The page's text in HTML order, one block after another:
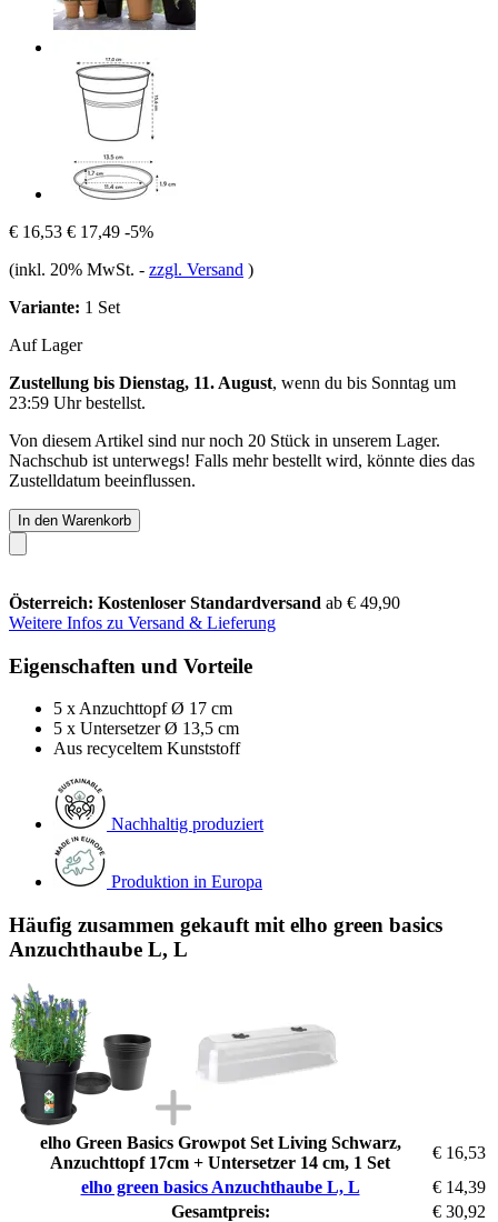
€ 16,53 € 17,49 -5%
(inkl. 20% MwSt. - zzgl. Versand )
Variante: 1 Set
Auf Lager
Zustellung bis Dienstag, 11. August, wenn du bis Sonntag um
23:59 Uhrbestellst.
Von diesem Artikel sind nur noch 20 Stück in unserem Lager.
Nachschub ist unterwegs! Falls mehr bestellt wird, könnte dies das
Zustelldatum beeinflussen.
In den Warenkorb
Österreich: Kostenloser Standardversand ab € 49,90
Weitere Infos zu Versand & Lieferung
Eigenschaften und Vorteile
5 x Anzuchttopf Ø 17 cm
5 x Untersetzer Ø 13,5 cm
Aus recyceltem Kunststoff
Nachhaltig produziert
Produktion in Europa
Häufig zusammen gekauft mit elho green basics
Anzuchthaube L, L
elho Green Basics Growpot Set Living Schwarz,
Anzuchttopf 17cm + Untersetzer 14 cm, 1 Set
€ 16,53
elho green basics Anzuchthaube L, L
€ 14,39
Gesamtpreis:
€ 30,92